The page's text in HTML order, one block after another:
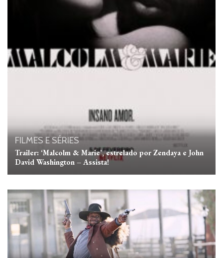
FILMES E SÉRIES
Trailer: ‘Malcolm & Marie’, estrelado por Zendaya e John
David Washington – Assista!